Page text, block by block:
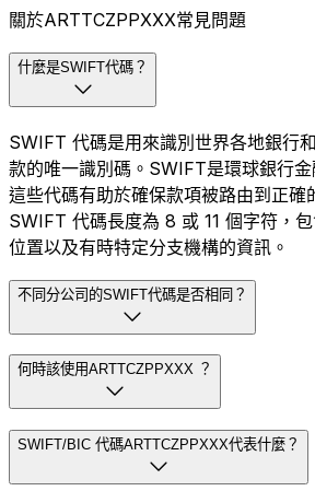
關於ARTTCZPPXXX常見問題
什麼是SWIFT代碼？
SWIFT 代碼是用來識別世界各地銀行
款的唯一識別碼。SWIFT是環球銀行金
這些代碼有助於確保款項被路由到正確
SWIFT 代碼長度為 8 或 11 個字符，
位置以及有時特定分支機構的資訊。
不同分公司的SWIFT代碼是否相同？
何時該使用ARTTCZPPXXX ？
SWIFT/BIC 代碼ARTTCZPPXXX代表什麼？